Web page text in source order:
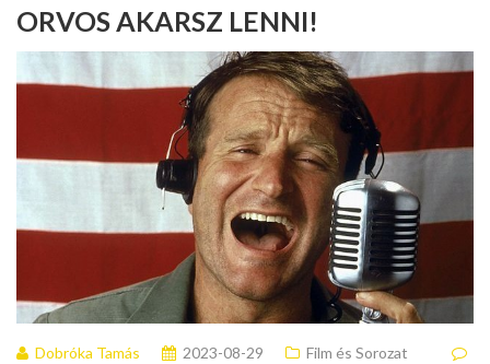
ORVOS AKARSZ LENNI!
Dobróka Tamás 2023-08-29
Film és Sorozat